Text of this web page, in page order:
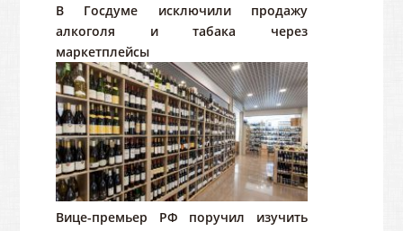
В Госдуме исключили продажу
алкоголя и табака через
маркетплейсы
Вице-премьер РФ поручил изучить